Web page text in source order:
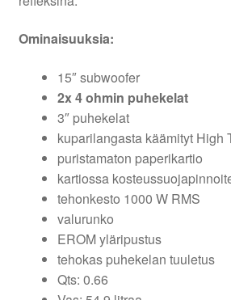
Ominaisuuksia:
15″ subwoofer
2x 4 ohmin puhekelat
3″ puhekelat
kuparilangasta käämityt High
puristamaton paperikartio
kartiossa
tehonkesto 1000 W RMS
valurunko
EROM yläripustus
tehokas puhekelan tuuletus
Qts: 0.66